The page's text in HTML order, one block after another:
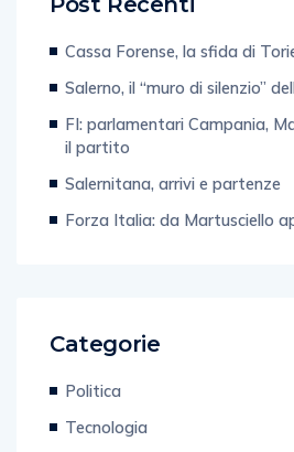
Cassa Forense, la sfida di
Salerno, il “muro di silenzio”
FI: parlamentari Campania,
il partito
Salernitana, arrivi e partenze
Forza Italia: da Martusciello
Categorie
Politica
Tecnologia